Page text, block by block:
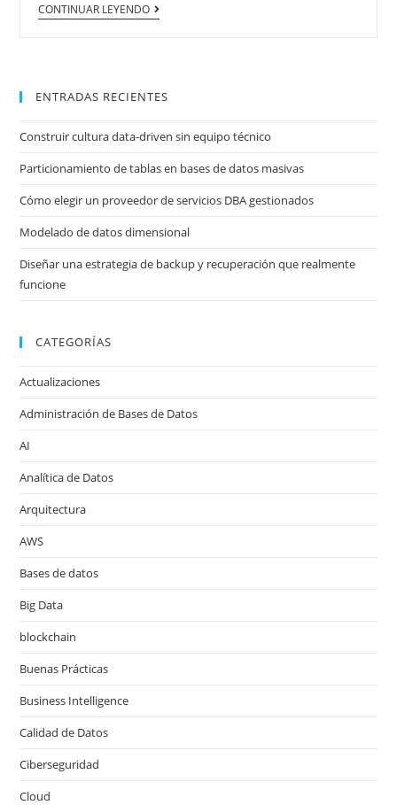
CONTINUAR LEYENDO
ENTRADAS RECIENTES
Construir cultura data-driven sin equipo técnico
Particionamiento de tablas en bases de datos masivas
Cómo elegir un proveedor de servicios DBA gestionados
Modelado de datos dimensional
Diseñar una estrategia de backup y recuperación que realmente
funcione
CATEGORÍAS
Actualizaciones
Administración de Bases de Datos
AI
Analítica de Datos
Arquitectura
AWS
Bases de datos
Big Data
blockchain
Buenas Prácticas
Business Intelligence
Calidad de Datos
Ciberseguridad
Cloud